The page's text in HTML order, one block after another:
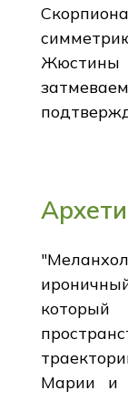
Жюстины
Марии и